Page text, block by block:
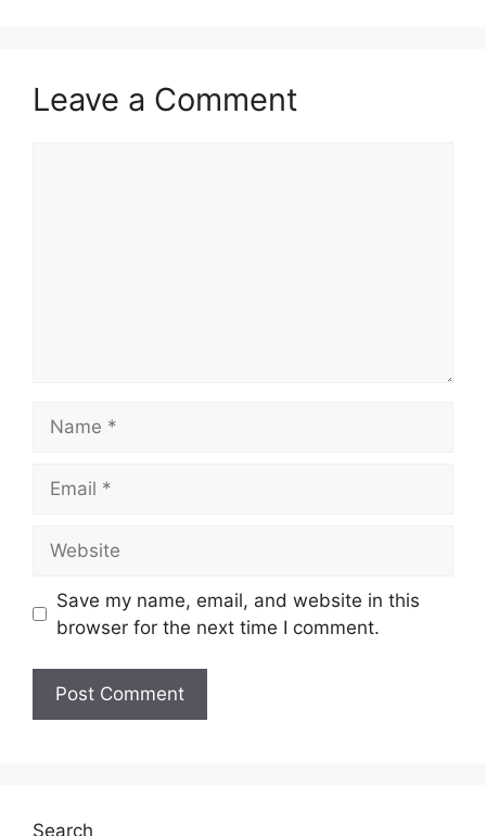
Leave a Comment
Save my name, email, and website in this
browser for the next time I comment.
Search